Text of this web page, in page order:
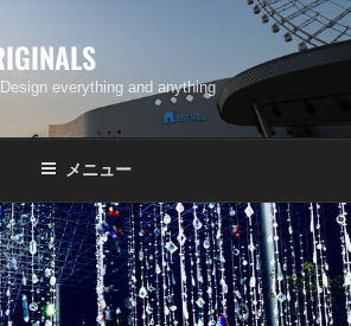
everything and anything
メニュー